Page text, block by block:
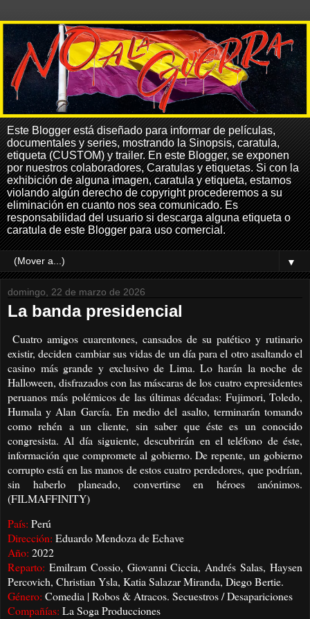
Este Blogger está diseñado para informar de películas,
documentales y series, mostrando la Sinopsis, caratula,
etiqueta (CUSTOM) y trailer. En este Blogger, se exponen
por nuestros colaboradores, Caratulas y etiquetas. Si con la
exhibición de alguna imagen, caratula y etiqueta, estamos
violando algún derecho de copyright procederemos a su
eliminación en cuanto nos sea comunicado. Es
responsabilidad del usuario si descarga alguna etiqueta o
caratula de este Blogger para uso comercial.
▼
domingo, 22 de marzo de 2026
La banda presidencial
Cuatro amigos cuarentones, cansados de su patético y rutinario
existir, deciden cambiar sus vidas de un día para el otro asaltando el
casino más grande y exclusivo de Lima. Lo harán la noche de
Halloween, disfrazados con las máscaras de los cuatro expresidentes
peruanos más polémicos de las últimas décadas: Fujimori, Toledo,
Humala y Alan García. En medio del asalto, terminarán tomando
como rehén a un cliente, sin saber que éste es un conocido
congresista. Al día siguiente, descubrirán en el teléfono de éste,
información que compromete al gobierno. De repente, un gobierno
corrupto está en las manos de estos cuatro perdedores, que podrían,
sin haberlo planeado, convertirse en héroes anónimos.
(FILMAFFINITY)
País: Perú
Dirección: Eduardo Mendoza de Echave
Año: 2022
Reparto: Emilram Cossio, Giovanni Ciccia, Andrés Salas, Haysen
Percovich, Christian Ysla, Katia Salazar Miranda, Diego Bertie.
Género: Comedia | Robos & Atracos. Secuestros / Desapariciones
Compañías: La Soga Producciones